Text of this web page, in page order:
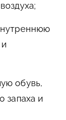
обувь,
запаха и